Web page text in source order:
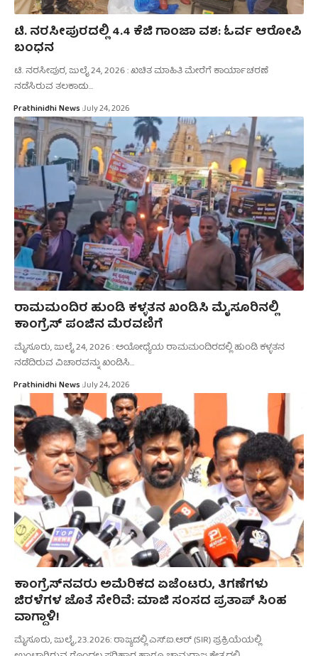
ಟಿ. ನರಸೀಪುರದಲ್ಲಿ 4.4 ಕೆಜಿ ಗಾಂಜಾ ವಶ: ಓರ್ವ ಆರೋಪಿ
ಬಂಧನ
ಟಿ. ನರಸೀಪುರ, ಜುಲೈ 24, 2026 : ಖಚಿತ ಮಾಹಿತಿ ಮೇರೆಗೆ ಕಾರ್ಯಾಚರಣೆ
ನಡೆಸಿರುವ ತಲಕಾಡು…
Prathinidhi News July 24, 2026
ರಾಮಮಂದಿರ ಹುಂಡಿ ಕಳ್ಳತನ ಖಂಡಿಸಿ ಮೈಸೂರಿನಲ್ಲಿ
ಕಾಂಗ್ರೆಸ್ ಪಂಜಿನ ಮೆರವಣಿಗೆ
ಮೈಸೂರು, ಜುಲೈ 24, 2026 : ಅಯೋಧ್ಯೆಯ ರಾಮಮಂದಿರದಲ್ಲಿ ಹುಂಡಿ ಕಳ್ಳತನ
ನಡೆದಿರುವ ವಿಚಾರವನ್ನು ಖಂಡಿಸಿ…
Prathinidhi News July 24, 2026
ಕಾಂಗ್ರೆಸ್‌ನವರು ಅಮೆರಿಕದ ಏಜೆಂಟರು, ತಿಗಣೆಗಳು
ಜಿರಳೆಗಳ ಜೊತೆ ಸೇರಿವೆ: ಮಾಜಿ ಸಂಸದ ಪ್ರತಾಪ್ ಸಿಂಹ
ವಾಗ್ದಾಳಿ!
ಮೈಸೂರು, ಜುಲೈ,23.2026: ರಾಜ್ಯದಲ್ಲಿ ಎಸ್.ಐ.ಆರ್ (SIR) ಪ್ರಕ್ರಿಯೆಯಲ್ಲಿ